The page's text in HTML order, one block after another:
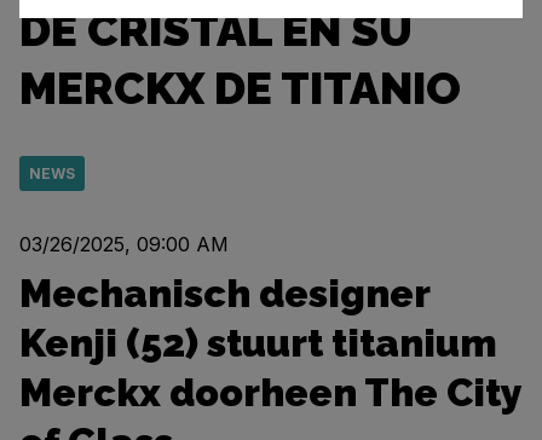
DE CRISTAL EN SU
MERCKX DE TITANIO
NEWS
03/26/2025, 09:00 AM
Mechanisch designer
Kenji (52) stuurt titanium
Merckx doorheen The City